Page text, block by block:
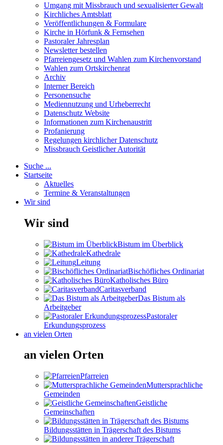
Umgang mit Missbrauch und sexualisierter Gewalt
Kirchliches Amtsblatt
Veröffentlichungen & Formulare
Kirche in Hörfunk & Fernsehen
Pastoraler Jahresplan
Newsletter bestellen
Pfarreiengesetz und Wahlen zum Kirchenvorstand
Wahlen zum Ortskirchenrat
Archiv
Interner Bereich
Personensuche
Mediennutzung und Urheberrecht
Datenschutz Website
Informationen zum Kirchenaustritt
Profanierung
Regelungen kirchlicher Datenschutz
Missbrauch Geistlicher Autorität
Suche ...
Startseite
Aktuelles
Termine & Veranstaltungen
Wir sind
Wir sind
Bistum im Überblick
Kathedrale
Leitung
Bischöfliches Ordinariat
Katholisches Büro
Caritasverband
Das Bistum als
Arbeitgeber
Pastoraler
Erkundungsprozess
an vielen Orten
an vielen Orten
Pfarreien
Muttersprachliche
Gemeinden
Geistliche
Gemeinschaften
Bildungsstätten in Trägerschaft des Bistums